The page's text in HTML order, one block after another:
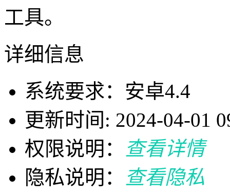
工具。
详细信息
系统要求：安卓4.4
更新时间: 2024-04-01
权限说明：
查看详情
隐私说明：
查看隐私